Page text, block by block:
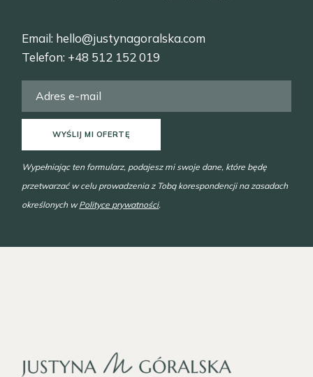
Email: hello@justynagoralska.com
Telefon: +48 512 152 019
WYŚLIJ MI OFERTĘ
Wypełniając ten formularz, podajesz mi swoje dane, które będę
przetwarzać w celu prowadzenia z Tobą korespondencji na zasadach
określonych wPolityce prywatności.